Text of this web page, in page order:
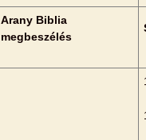
Arany Biblia
megbeszélés